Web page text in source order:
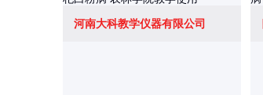
河南大科教学仪器有限公司